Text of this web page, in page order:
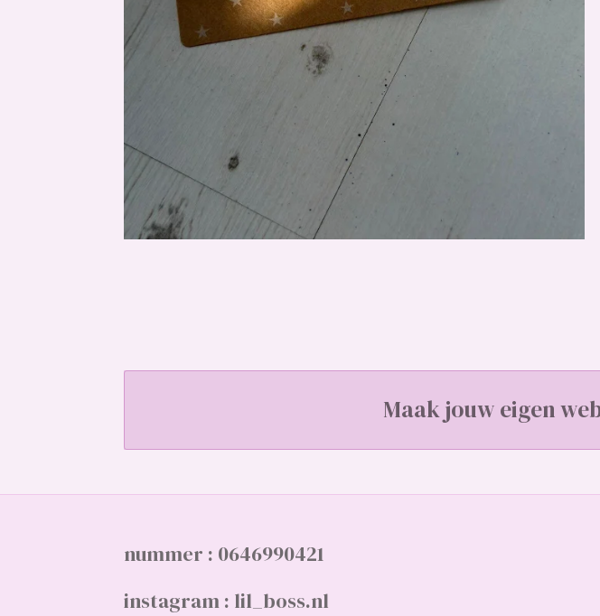
Maak jouw eigen
nummer : 0646990421
instagram : lil_boss.nl